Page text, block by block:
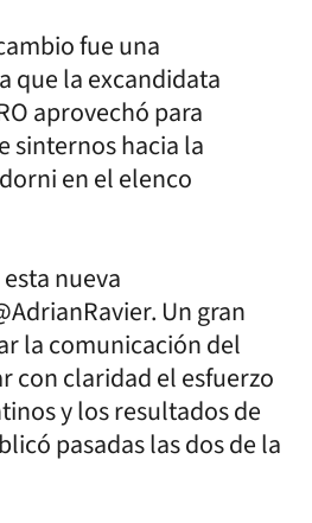
fue una
que la excandidata
aprovechó para
sinternos hacia la
en el elenco
nueva
Un gran
la comunicación del
con claridad el esfuerzo
y los resultados de
pasadas las dos de la